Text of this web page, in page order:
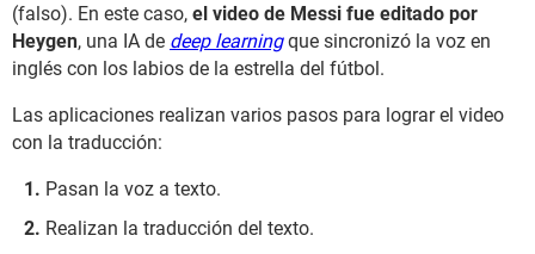
(falso). En este caso, el video de Messi fue editado por
Heygen, una IA de deep learningque sincronizó la voz en
inglés con los labios de la estrella del fútbol.
Las aplicaciones realizan varios pasos para lograr el video
con la traducción:
Pasan la voz a texto.
Realizan la traducción del texto.